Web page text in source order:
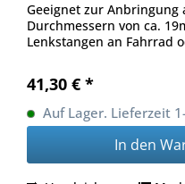
Geeignet zur Anbringung
Durchmessern von ca.
Lenkstangen an Fahrrad
41,30 € *
Auf Lager. Lieferzeit
In den